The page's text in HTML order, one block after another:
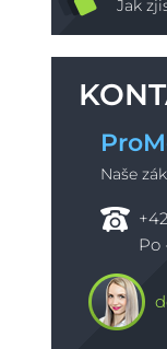
Jak
Naše
Po